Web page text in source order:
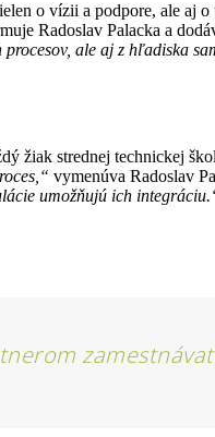
o vízii a podpore, ale aj
Radoslav Palacka a
ale aj z hľadiska
žiak strednej technickej
vymenúva Radoslav
umožňujú ich